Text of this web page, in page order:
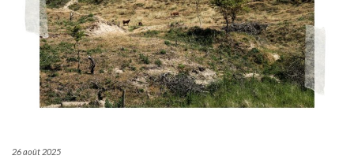
26 août 2025